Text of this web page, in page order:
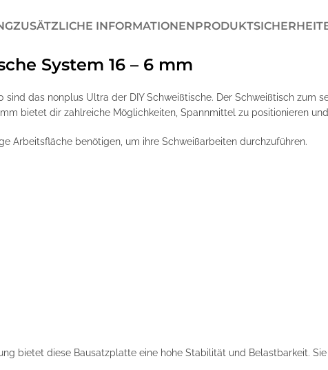
ZUSÄTZLICHE INFORMATIONENPRODUKTSICHERHEIT
System 16 – 6 mm
das nonplus Ultra der DIY Schweißtische. Der Schweißtisch zum
bietet dir zahlreiche Möglichkeiten, Spannmittel zu positionieren
Arbeitsfläche benötigen, um ihre Schweißarbeiten durchzuführen.
bietet diese Bausatzplatte eine hohe Stabilität und Belastbarkeit.